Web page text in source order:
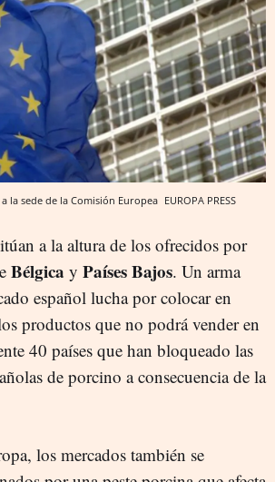
la sede de la Comisión Europea EUROPA PRESS
a la altura de los ofrecidos por
Bélgica y Países Bajos. Un arma
español lucha por colocar en
productos que no podrá vender en
40 países que han bloqueado las
de porcino a consecuencia de la
los mercados también se